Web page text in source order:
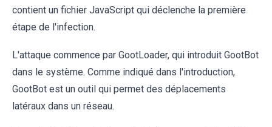
contient un fichier JavaScript qui déclenche la première
étape de l'infection.
L'attaque commence par GootLoader, qui introduit GootBot
dans le système. Comme indiqué dans l'introduction,
GootBot est un outil qui permet des déplacements
latéraux dans un réseau.